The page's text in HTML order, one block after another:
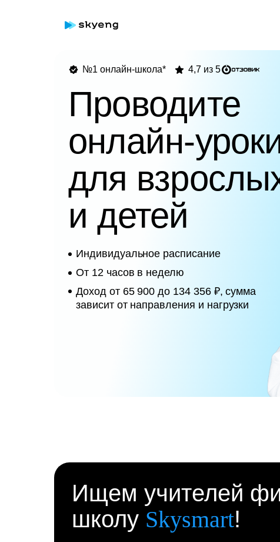
№1 онлайн-школа*
Индивидуальное расписание
От 12 часов в неделю
Доход от 65 900 до 134 356 ₽, сумма
зависит от направления и нагрузки
4,7 из 5
Проводите
онлайн-
для
и детей
Ищем учителей
школу Skysmart!